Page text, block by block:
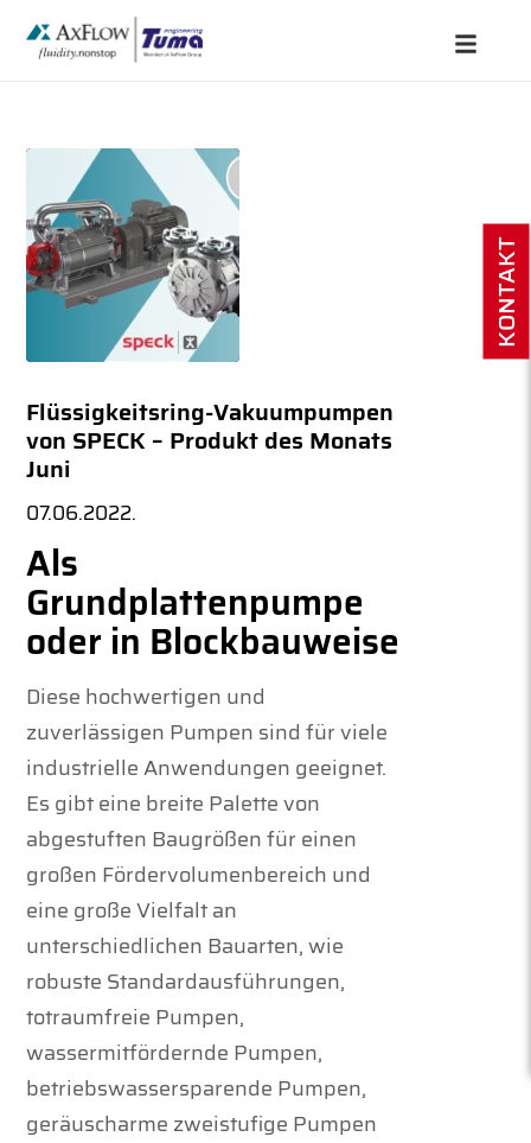
Flüssigkeitsring-Vakuumpumpen
von SPECK – Produkt des Monats
Juni
07.06.2022.
Als
Grundplattenpumpe
oder in Blockbauweise
Diese hochwertigen und
zuverlässigen Pumpen sind für viele
industrielle Anwendungen geeignet.
Es gibt eine breite Palette von
abgestuften Baugrößen für einen
großen Fördervolumenbereich und
eine große Vielfalt an
unterschiedlichen Bauarten, wie
robuste Standardausführungen,
totraumfreie Pumpen,
wassermitfördernde Pumpen,
betriebswassersparende Pumpen,
geräuscharme zweistufige Pumpen
KONTAKT